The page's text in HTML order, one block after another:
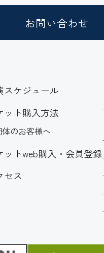
お問い合わせ
スケジュール
ット購入方法
体のお客様へ
ットweb購入・会員登録
セス